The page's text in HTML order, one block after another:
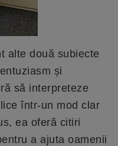
alte două subiecte
și
să interpreteze
într-un mod clar
ea oferă citiri
a ajuta oamenii